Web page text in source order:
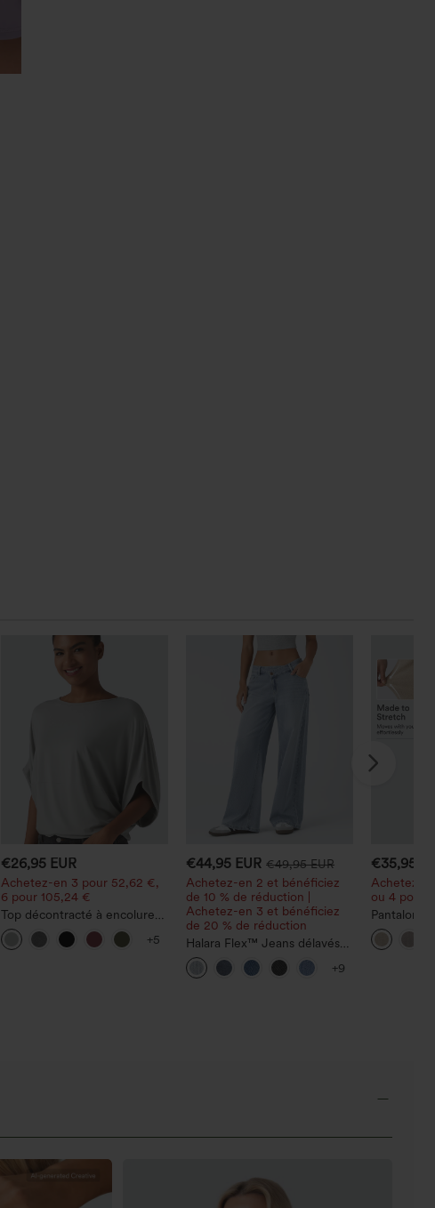
€26,95 EUR
Achetez-en 3 pour 52,62 €,
6 pour 105,24 €
Top décontracté à encolure
ronde, manches chauve-
souris et coupe ample
+5
€44,95 EUR €49,95 EUR
Achetez-en 2 et bénéficiez
de 10 % de réduction |
Achetez-en 3 et bénéficiez
de 20 % de réduction
Halara Flex™ Jeans délavés
décontractés, coupe baggy à
jambe large, taille basse
+9
€35,95
Achetez-
ou 4 pour
Pantalon
haute à
lin, avec